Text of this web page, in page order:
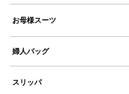
お母様スーツ
婦人バッグ
スリッパ